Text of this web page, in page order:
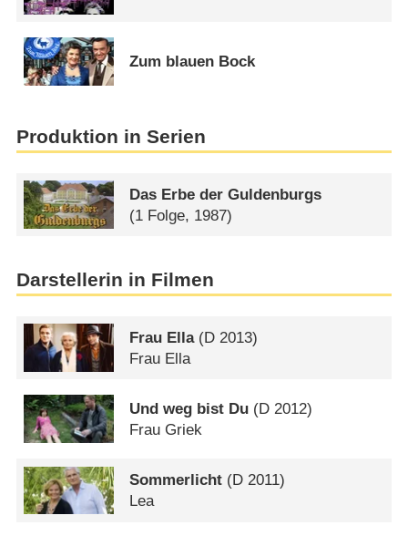
Zum blauen Bock
Produktion in Serien
Das Erbe der Guldenburgs
(1 Folge, 1987)
Darstellerin in Filmen
Frau Ella(D 2013)
Frau Ella
Und weg bist Du (D 2012)
Frau Griek
Sommerlicht (D 2011)
Lea